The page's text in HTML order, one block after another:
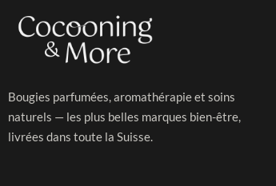
Bougies parfumées, aromathérapie et soins
naturels — les plus belles marques bien-être,
livrées dans toute la Suisse.